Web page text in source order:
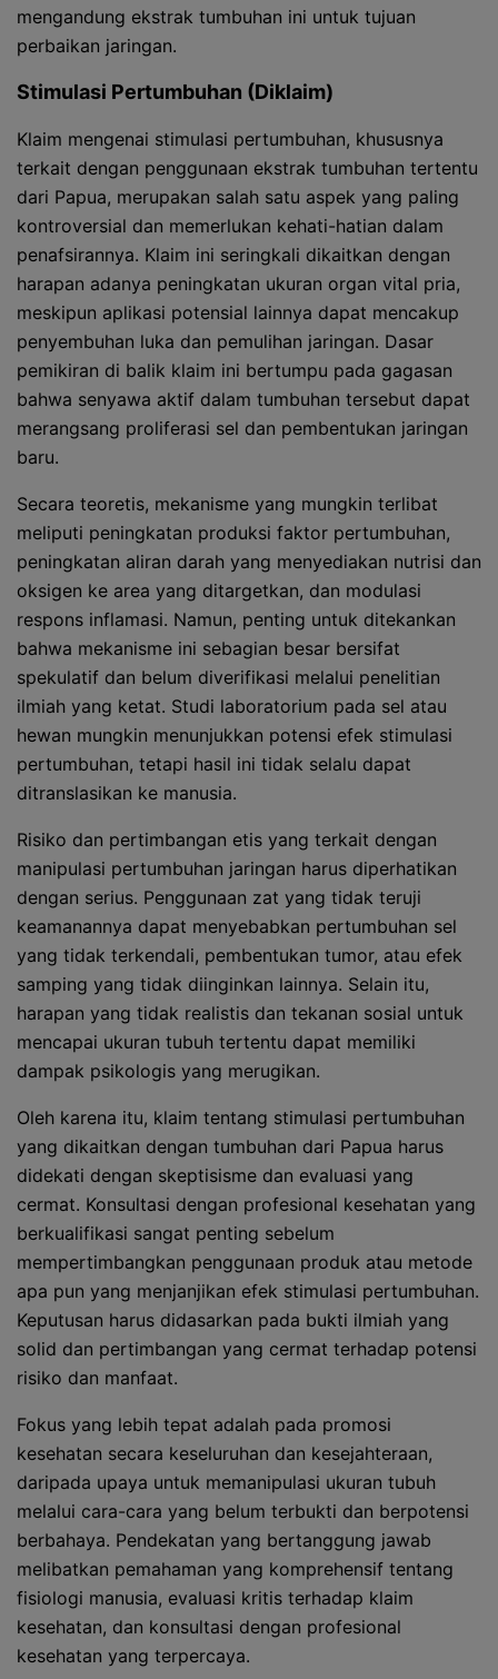
mengandung ekstrak tumbuhan ini untuk tujuan
perbaikan jaringan.
Stimulasi Pertumbuhan (Diklaim)
Klaim mengenai stimulasi pertumbuhan, khususnya
terkait dengan penggunaan ekstrak tumbuhan tertentu
dari Papua, merupakan salah satu aspek yang paling
kontroversial dan memerlukan kehati-hatian dalam
penafsirannya. Klaim ini seringkali dikaitkan dengan
harapan adanya peningkatan ukuran organ vital pria,
meskipun aplikasi potensial lainnya dapat mencakup
penyembuhan luka dan pemulihan jaringan. Dasar
pemikiran di balik klaim ini bertumpu pada gagasan
bahwa senyawa aktif dalam tumbuhan tersebut dapat
merangsang proliferasi sel dan pembentukan jaringan
baru.
Secara teoretis, mekanisme yang mungkin terlibat
meliputi peningkatan produksi faktor pertumbuhan,
peningkatan aliran darah yang menyediakan nutrisi dan
oksigen ke area yang ditargetkan, dan modulasi
respons inflamasi. Namun, penting untuk ditekankan
bahwa mekanisme ini sebagian besar bersifat
spekulatif dan belum diverifikasi melalui penelitian
ilmiah yang ketat. Studi laboratorium pada sel atau
hewan mungkin menunjukkan potensi efek stimulasi
pertumbuhan, tetapi hasil ini tidak selalu dapat
ditranslasikan ke manusia.
Risiko dan pertimbangan etis yang terkait dengan
manipulasi pertumbuhan jaringan harus diperhatikan
dengan serius. Penggunaan zat yang tidak teruji
keamanannya dapat menyebabkan pertumbuhan sel
yang tidak terkendali, pembentukan tumor, atau efek
samping yang tidak diinginkan lainnya. Selain itu,
harapan yang tidak realistis dan tekanan sosial untuk
mencapai ukuran tubuh tertentu dapat memiliki
dampak psikologis yang merugikan.
Oleh karena itu, klaim tentang stimulasi pertumbuhan
yang dikaitkan dengan tumbuhan dari Papua harus
didekati dengan skeptisisme dan evaluasi yang
cermat. Konsultasi dengan profesional kesehatan yang
berkualifikasi sangat penting sebelum
mempertimbangkan penggunaan produk atau metode
apa pun yang menjanjikan efek stimulasi pertumbuhan.
Keputusan harus didasarkan pada bukti ilmiah yang
solid dan pertimbangan yang cermat terhadap potensi
risiko dan manfaat.
Fokus yang lebih tepat adalah pada promosi
kesehatan secara keseluruhan dan kesejahteraan,
daripada upaya untuk memanipulasi ukuran tubuh
melalui cara-cara yang belum terbukti dan berpotensi
berbahaya. Pendekatan yang bertanggung jawab
melibatkan pemahaman yang komprehensif tentang
fisiologi manusia, evaluasi kritis terhadap klaim
kesehatan, dan konsultasi dengan profesional
kesehatan yang terpercaya.